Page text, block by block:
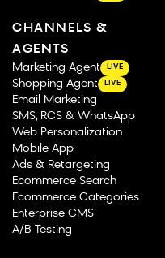
CHANNELS &
AGENTS
Marketing Agent LIVE
Shopping Agent LIVE
Email Marketing
SMS, RCS & WhatsApp
Web Personalization
Mobile App
Ads & Retargeting
Ecommerce Search
Ecommerce Categories
Enterprise CMS
A/B Testing